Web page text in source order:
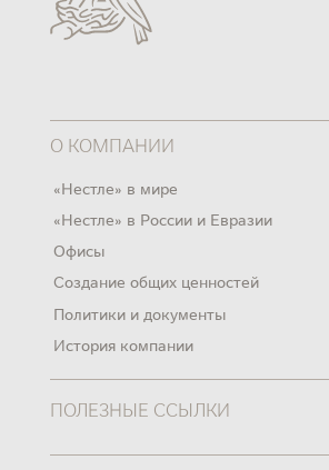
О КОМПАНИИ
«Нестле» в мире
«Нестле» в России и Евразии
Офисы
Создание общих ценностей
Политики и документы
История компании
ПОЛЕЗНЫЕ ССЫЛКИ